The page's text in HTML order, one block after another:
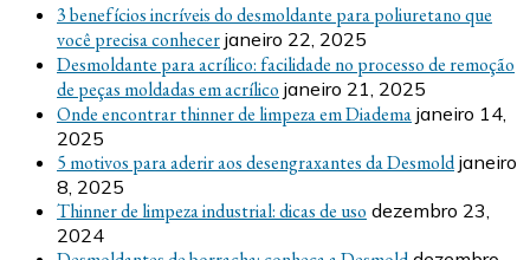
3 benefícios incríveis do desmoldante para poliuretano que
você precisa conhecer janeiro 22, 2025
Desmoldante para acrílico: facilidade no processo de remoção
de peças moldadas em acrílico janeiro 21, 2025
Onde encontrar thinner de limpeza em Diadema janeiro 14,
2025
5 motivos para aderir aos desengraxantes da Desmold janeiro
8, 2025
Thinner de limpeza industrial: dicas de uso dezembro 23,
2024